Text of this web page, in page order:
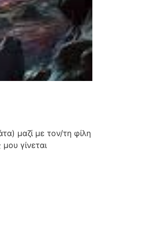
μαζί με τον/τη φίλη
γίνεται